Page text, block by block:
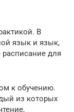
В
язык и язык,
расписание для
к обучению.
из которых